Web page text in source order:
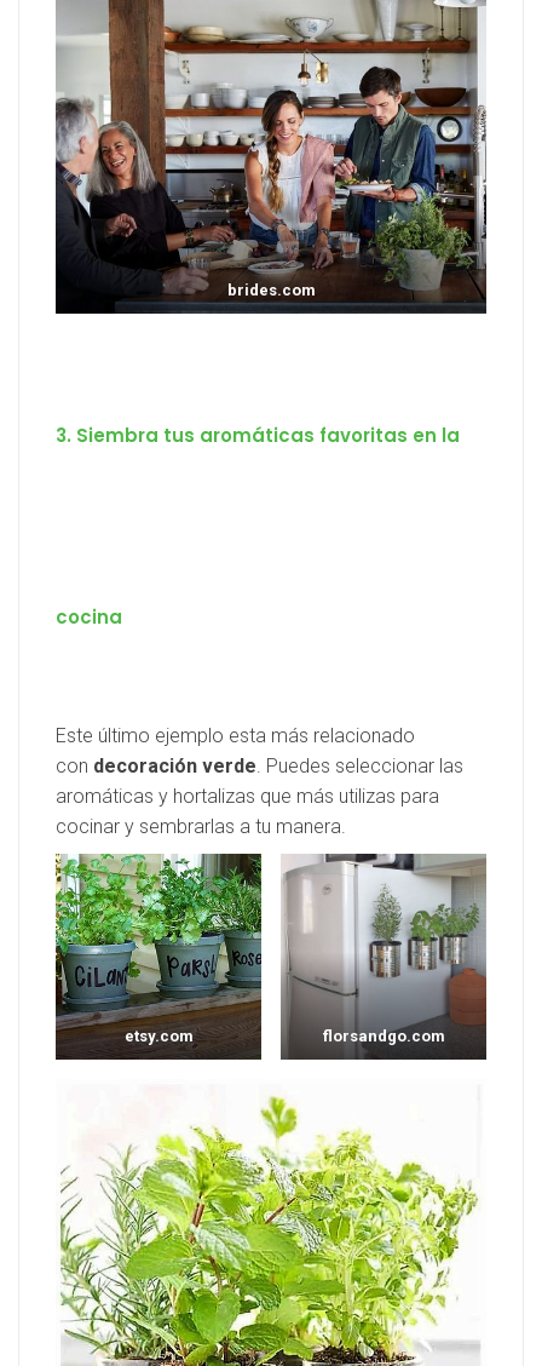
brides.com
3. Siembra tus aromáticas favoritas en la
cocina
Este último ejemplo esta más relacionado
con decoración verde . Puedes seleccionar las
aromáticas y hortalizas que más utilizas para
cocinar y sembrarlas a tu manera.
etsy.com florsandgo.com